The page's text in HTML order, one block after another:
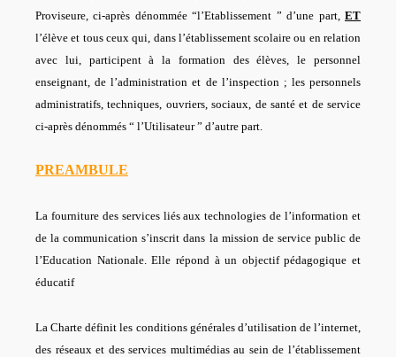
Proviseure, ci-après dénommée “l’Etablissement ” d’une part, ET
l’élève et tous ceux qui, dans l’établissement scolaire ou en relation
avec lui, participent à la formation des élèves, le personnel
enseignant, de l’administration et de l’inspection ; les personnels
administratifs, techniques, ouvriers, sociaux, de santé et de service
ci-après dénommés “ l’Utilisateur ” d’autre part.
PREAMBULE
La fourniture des services liés aux technologies de l’information et
de la communication s’inscrit dans la mission de service public de
l’Education Nationale. Elle répond à un objectif pédagogique et
éducatif
La Charte définit les conditions générales d’utilisation de l’internet,
des réseaux et des services multimédias au sein de l’établissement